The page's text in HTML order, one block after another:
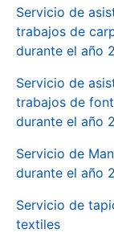
Servicio de
trabajos de
durante el año
Servicio de
trabajos de
durante el año
Servicio de
durante el año
Servicio de
textiles